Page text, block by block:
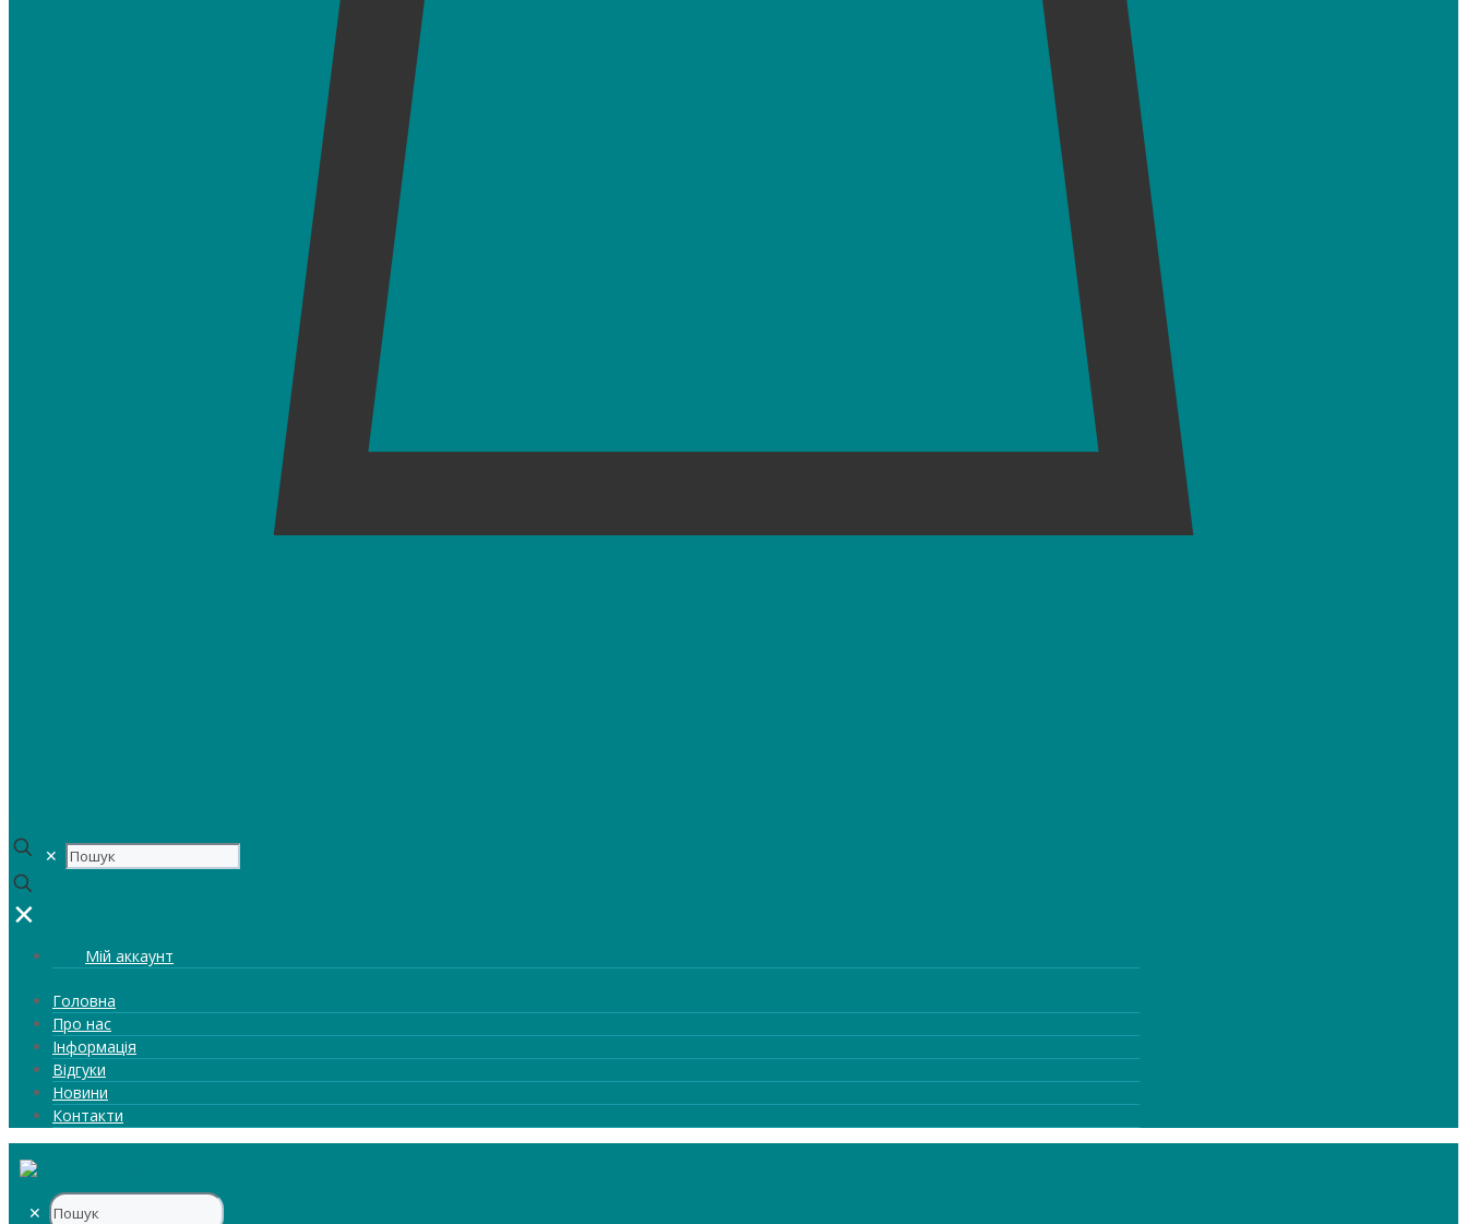
✕
✕
Мій аккаунт
Головна
Про нас
Інформація
Відгуки
Новини
Контакти
✕